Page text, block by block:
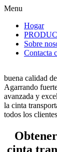
Menu
Hogar
Sobre
Contacta
buena calidad
Agarrando
avanzada y
la cinta
todos los